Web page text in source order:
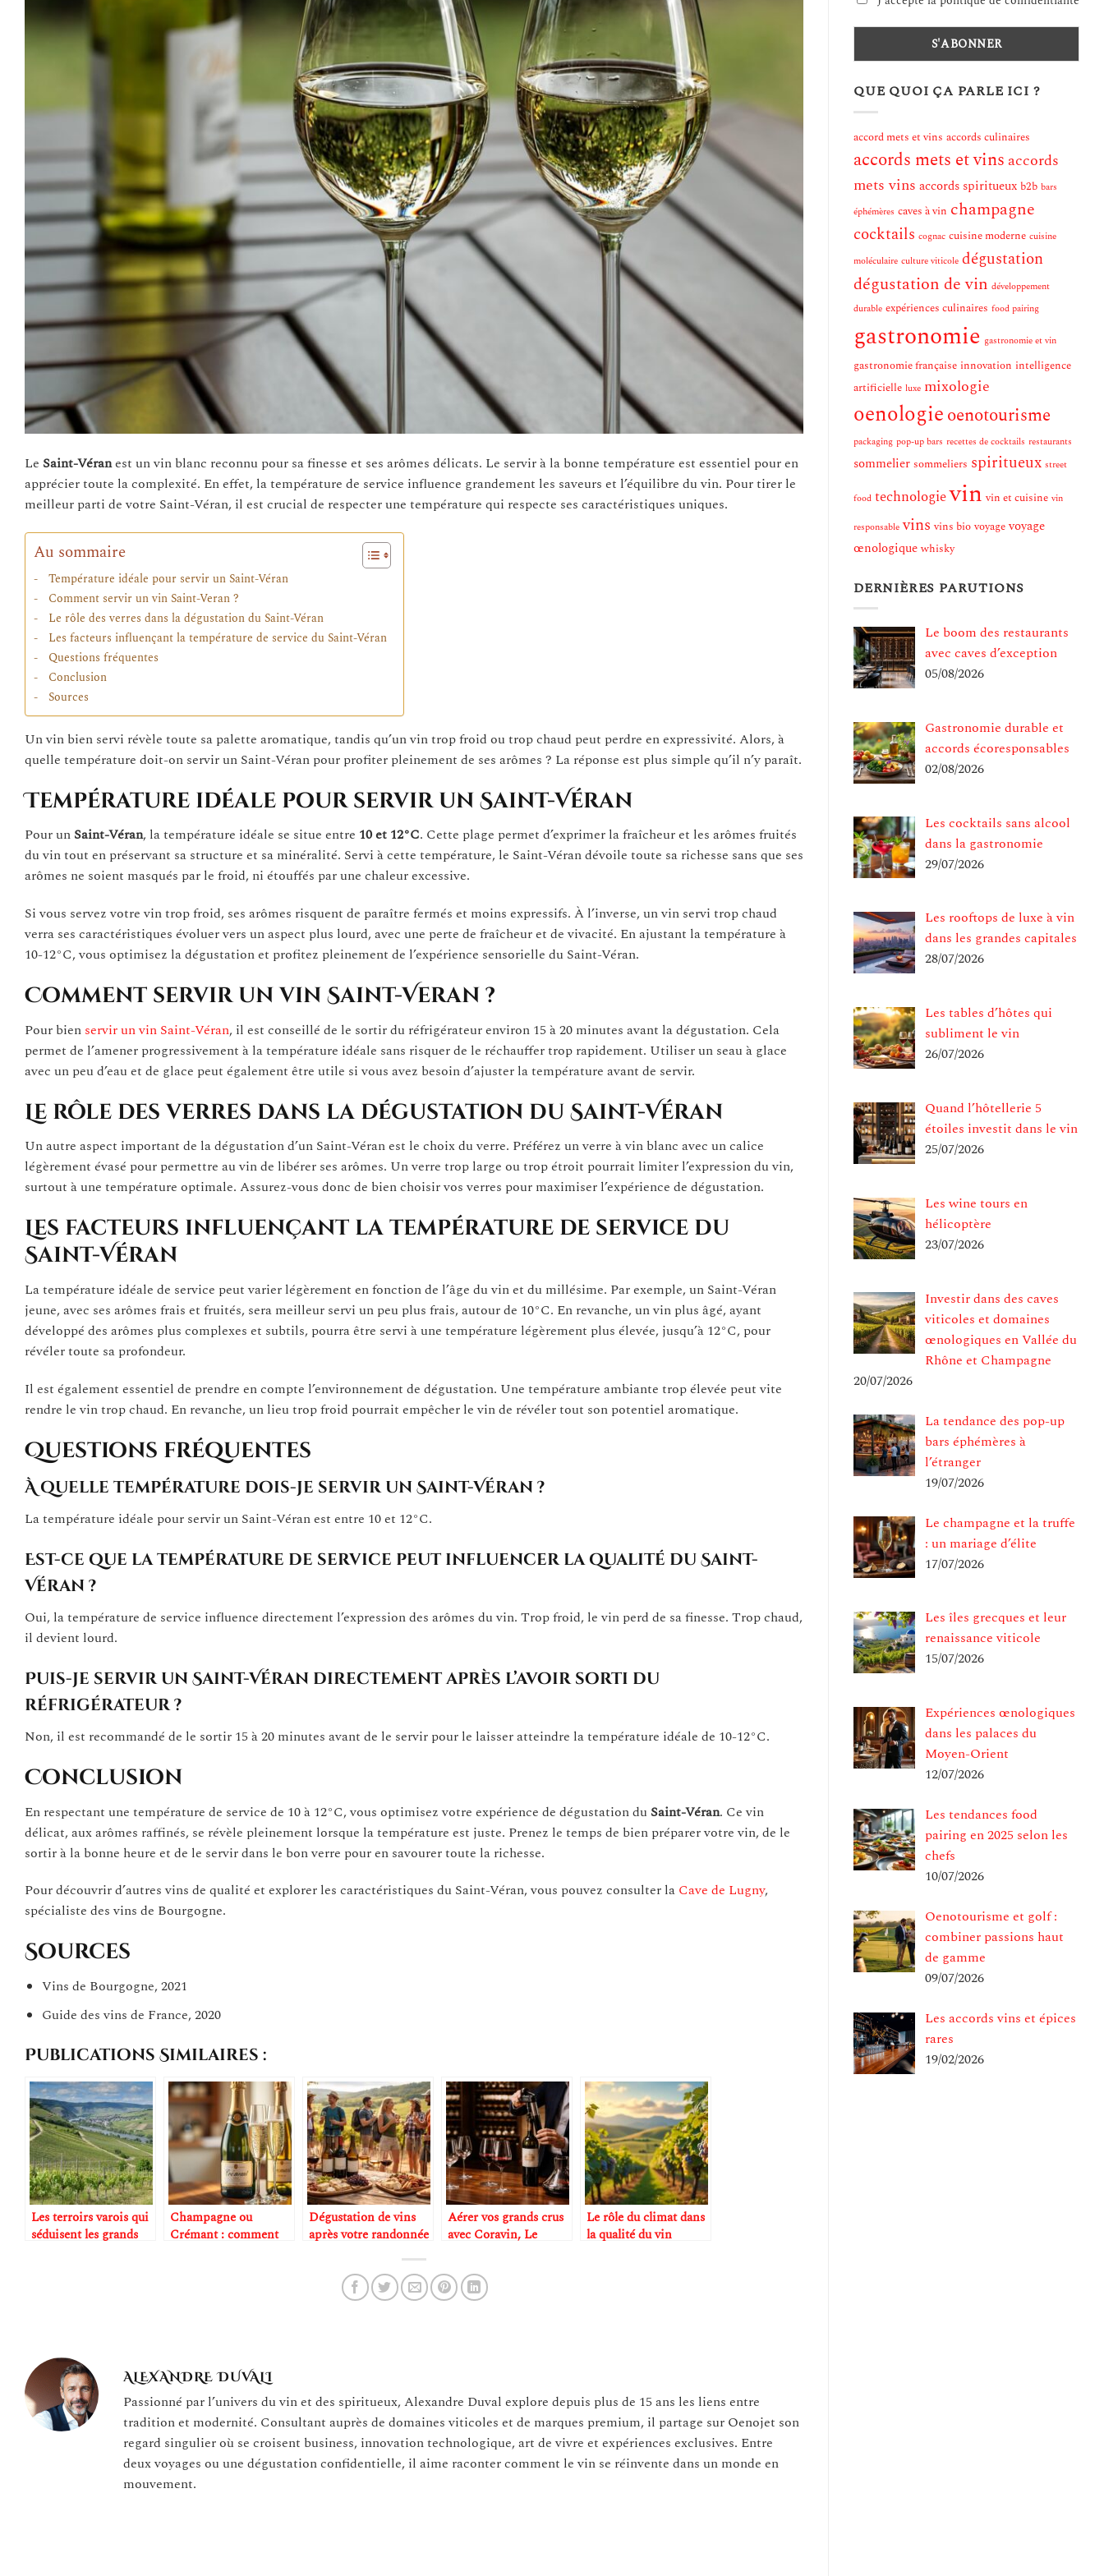
Le Saint-Véranest un vin blanc reconnu pour sa finesse et ses arômes délicats. Le servir à la bonne température est essentiel pour en
apprécier toute la complexité. En effet, la température de service influence grandement les saveurs et l’équilibre du vin. Pour tirer le
meilleur parti de votre Saint-Véran, il est crucial de respecter une température qui respecte ses caractéristiques uniques.
Au sommaire
Température idéale pour servir un Saint-Véran
Comment servir un vin Saint-Veran ?
Le rôle des verres dans la dégustation du Saint-Véran
Les facteurs influençant la température de service du Saint-Véran
Questions fréquentes
Conclusion
Sources
Un vin bien servi révèle toute sa palette aromatique, tandis qu’un vin trop froid ou trop chaud peut perdre en expressivité. Alors, à
quelle température doit-on servir un Saint-Véran pour profiter pleinement de ses arômes ? La réponse est plus simple qu’il n’y paraît.
Température idéale pour servir un Saint-Véran
Pour un Saint-Véran, la température idéale se situe entre 10 et 12°C. Cette plage permet d’exprimer la fraîcheur et les arômes fruités
du vin tout en préservant sa structure et sa minéralité. Servi à cette température, le Saint-Véran dévoile toute sa richesse sans que ses
arômes ne soient masqués par le froid, ni étouffés par une chaleur excessive.
Si vous servez votre vin trop froid, ses arômes risquent de paraître fermés et moins expressifs. À l’inverse, un vin servi trop chaud
verra ses caractéristiques évoluer vers un aspect plus lourd, avec une perte de fraîcheur et de vivacité. En ajustant la température à
10-12°C, vous optimisez la dégustation et profitez pleinement de l’expérience sensorielle du Saint-Véran.
Comment servir un vin Saint-Veran ?
Pour bien servir un vin Saint-Véran, il est conseillé de le sortir du réfrigérateur environ 15 à 20 minutes avant la dégustation. Cela
permet de l’amener progressivement à la température idéale sans risquer de le réchauffer trop rapidement. Utiliser un seau à glace
avec un peu d’eau et de glace peut également être utile si vous avez besoin d’ajuster la température avant de servir.
Le rôle des verres dans la dégustation du Saint-Véran
Un autre aspect important de la dégustation d’un Saint-Véran est le choix du verre. Préférez un verre à vin blanc avec un calice
légèrement évasé pour permettre au vin de libérer ses arômes. Un verre trop large ou trop étroit pourrait limiter l’expression du vin,
surtout à une température optimale. Assurez-vous donc de bien choisir vos verres pour maximiser l’expérience de dégustation.
Les facteurs influençant la température de service du
Saint-Véran
La température idéale de service peut varier légèrement en fonction de l’âge du vin et du millésime. Par exemple, un Saint-Véran
jeune, avec ses arômes frais et fruités, sera meilleur servi un peu plus frais, autour de 10°C. En revanche, un vin plus âgé, ayant
développé des arômes plus complexes et subtils, pourra être servi à une température légèrement plus élevée, jusqu’à 12°C, pour
révéler toute sa profondeur.
Il est également essentiel de prendre en compte l’environnement de dégustation. Une température ambiante trop élevée peut vite
rendre le vin trop chaud. En revanche, un lieu trop froid pourrait empêcher le vin de révéler tout son potentiel aromatique.
Questions fréquentes
À quelle température dois-je servir un Saint-Véran ?
La température idéale pour servir un Saint-Véran est entre 10 et 12°C.
Est-ce que la température de service peut influencer la qualité du Saint-
Véran ?
Oui, la température de service influence directement l’expression des arômes du vin. Trop froid, le vin perd de sa finesse. Trop chaud,
il devient lourd.
Puis-je servir un Saint-Véran directement après l’avoir sorti du
réfrigérateur ?
Non, il est recommandé de le sortir 15 à 20 minutes avant de le servir pour le laisser atteindre la température idéale de 10-12°C.
Conclusion
En respectant une température de service de 10 à 12°C, vous optimisez votre expérience de dégustation du Saint-Véran. Ce vin
délicat, aux arômes raffinés, se révèle pleinement lorsque la température est juste. Prenez le temps de bien préparer votre vin, de le
sortir à la bonne heure et de le servir dans le bon verre pour en savourer toute la richesse.
Pour découvrir d’autres vins de qualité et explorer les caractéristiques du Saint-Véran, vous pouvez consulter la Cave de Lugny,
spécialiste des vins de Bourgogne.
Sources
Vins de Bourgogne, 2021
Guide des vins de France, 2020
Publications Similaires :
Les terroirs varois qui
séduisent les grands
Champagne ou
Crémant : comment
Dégustation de vins
après votre randonnée
Bordeaux et
Bourgogne
Aérer vos grands crus
avec Coravin, Le
aux technologies de
conservation du vin
Le rôle du climat dans
la qualité du vin
ALEXANDRE DUVALI
Passionné par l’univers du vin et des spiritueux, Alexandre Duval explore depuis plus de 15 ans les liens entre
tradition et modernité. Consultant auprès de domaines viticoles et de marques premium, il partage sur Oenojet son
regard singulier où se croisent business, innovation technologique, art de vivre et expériences exclusives. Entre
deux voyages ou une dégustation confidentielle, il aime raconter comment le vin se réinvente dans un monde en
mouvement.
QUE QUOI ÇA PARLE ICI ?
accord mets et vins accords culinaires
accords mets et vins accords
mets vins accords spiritueux b2b bars
éphémères caves à vin champagne
cocktails cognac cuisine moderne cuisine
moléculaire culture viticole dégustation
dégustation de vin développement
durable expériences culinaires food pairing
gastronomie gastronomie et vin
gastronomie française innovation intelligence
artificielle luxe mixologie
oenologieoenotourisme
packaging pop-up bars recettes de cocktails restaurants
sommelier sommeliers spiritueux street
food technologievin vin et cuisine vin
responsable vins vins bio voyage voyage
œnologique whisky
DERNIÈRES PARUTIONS
Le boom des restaurants
avec caves d’exception
05/08/2026
Gastronomie durable et
accords écoresponsables
02/08/2026
Les cocktails sans alcool
dans la gastronomie
29/07/2026
Les rooftops de luxe à vin
dans les grandes capitales
28/07/2026
Les tables d’hôtes qui
subliment le vin
26/07/2026
Quand l’hôtellerie 5
étoiles investit dans le vin
25/07/2026
Les wine tours en
hélicoptère
23/07/2026
Investir dans des caves
viticoles et domaines
œnologiques en Vallée du
Rhône et Champagne
20/07/2026
La tendance des pop-up
bars éphémères à
l’étranger
19/07/2026
Le champagne et la truffe
: un mariage d’élite
17/07/2026
Les îles grecques et leur
renaissance viticole
15/07/2026
Expériences œnologiques
dans les palaces du
Moyen-Orient
12/07/2026
Les tendances food
pairing en 2025 selon les
chefs
10/07/2026
Oenotourisme et golf :
combiner passions haut
de gamme
09/07/2026
Les accords vins et épices
rares
19/02/2026